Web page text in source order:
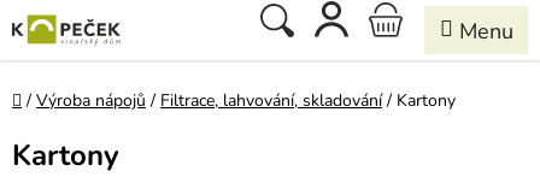
na
obsah
Hledat
NÁKUPNÍ
KOŠÍK
Domů
/ Výroba nápojů / Filtrace, lahvování, skladování / Kartony
Kartony